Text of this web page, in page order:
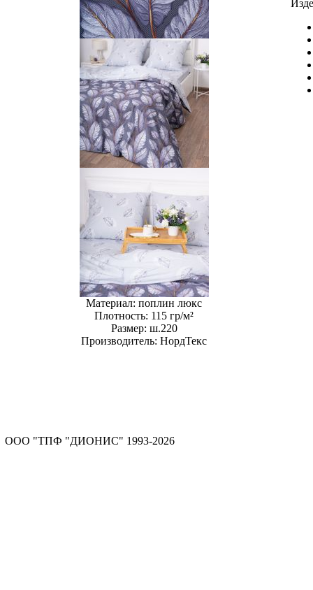
Материал: поплин люкс
Плотность: 115 гр/м²
Размер: ш.220
Производитель: НордТекс
ООО "ТПФ "ДИОНИС" 1993-2026